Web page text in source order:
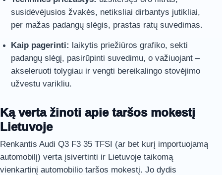
susidėvėjusios žvakės, netiksliai dirbantys jutikliai,
per mažas padangų slėgis, prastas ratų suvedimas.
Kaip pagerinti: laikytis priežiūros grafiko, sekti
padangų slėgį, pasirūpinti suvedimu, o važiuojant –
akseleruoti tolygiau ir vengti bereikalingo stovėjimo
užvestu varikliu.
Ką verta žinoti apie taršos mokestį
Lietuvoje
Renkantis Audi Q3 F3 35 TFSI (ar bet kurį importuojamą
automobilį) verta įsivertinti ir Lietuvoje taikomą
vienkartinį automobilio taršos mokestį. Jo dydis